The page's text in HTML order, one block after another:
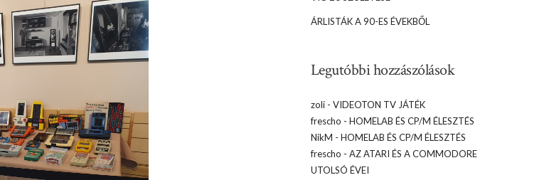
ÁRLISTÁK A 90-ES ÉVEKBŐL
Legutóbbi hozzászólások
zoli- VIDEOTON TV JÁTÉK
frescho - HOMELAB ÉS CP/M ÉLESZTÉS
NikM - HOMELAB ÉS CP/M ÉLESZTÉS
frescho - AZ ATARI ÉS A COMMODORE
UTOLSÓ ÉVEI